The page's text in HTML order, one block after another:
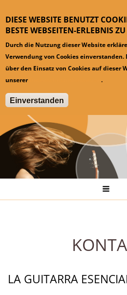
DIESE WEBSITE BENUTZT
BESTE WEBSEITEN-ERLEBNIS
Durch die Nutzung dieser Website
Verwendung von Cookies
über den Einsatz von Cookies auf dieser
unserer
Datenschutzinformation.
Einverstanden
LA GUITARRA